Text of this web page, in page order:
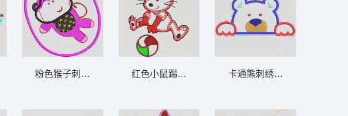
图案 兔_卡通贴布
粉色猴子刺绣图案 猴_卡通贴布红色小鼠踢球图案 兔_卡通贴布卡通熊刺绣图案 熊_卡通贴布